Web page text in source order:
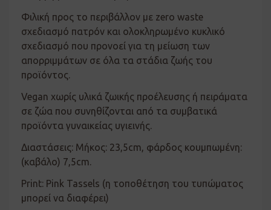
Φιλική προς το περιβάλλον με zero waste
σχεδιασμό πατρόν και ολοκληρωμένο κυκλικό
σχεδιασμό που προνοεί για τη μείωση των
απορριμμάτων σε όλα τα στάδια ζωής του
προϊόντος.
Vegan χωρίς υλικά ζωικής προέλευσης ή πειράματα
σε ζώα που συνηθίζονται από τα συμβατικά
προϊόντα γυναικείας υγιεινής.
Διαστάσεις: Μήκος: 23,5cm, φάρδος κουμπωμένη:
(καβάλο) 7,5cm.
Print: Pink Tassels (η τοποθέτηση του τυπώματος
μπορεί να διαφέρει)